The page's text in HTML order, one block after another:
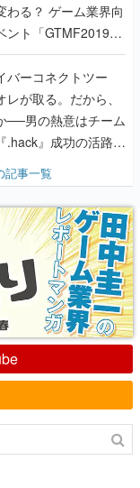
わる？ ゲーム業界向
ント「GTMF2019」
深めよう【PR】
バーコネクトツー
が取る。だから、
──男の熱意はチーム
.hack』成功の活路を
った【若ゲのいた
記事一覧